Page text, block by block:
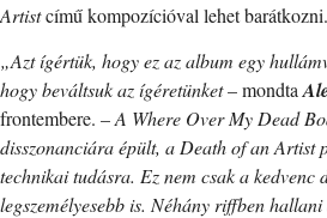
Artistcímű kompozícióval lehet barátkozni.
„Azt ígértük, hogy ez az album egy
hogy beváltsuk az ígéretünket– mondta
frontembere. –A Where Over My Dead
disszonanciára épült, a Death of an Artist
technikai tudásra. Ez nem csak a kedvenc
legszemélyesebb is. Néhány riffben